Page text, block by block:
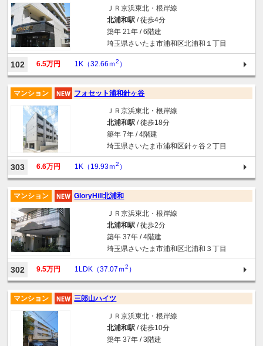
ＪＲ京浜東北・根岸線
北浦和駅/ 徒歩4分
築年 21年 / 6階建
埼玉県さいたま市浦和区北浦和１丁目
102 6.5万円 1K（32.66ｍ2 ）
マンション フォセット浦和針ヶ谷
ＪＲ京浜東北・根岸線
北浦和駅/ 徒歩18分
築年 7年 / 4階建
埼玉県さいたま市浦和区針ヶ谷２丁目
303 6.6万円 1K（19.93ｍ2 ）
マンション GloryHill北浦和
ＪＲ京浜東北・根岸線
北浦和駅/ 徒歩2分
築年 37年 / 4階建
埼玉県さいたま市浦和区北浦和３丁目
302 9.5万円 1LDK（37.07ｍ2 ）
マンション 三郎山ハイツ
ＪＲ京浜東北・根岸線
北浦和駅/ 徒歩10分
築年 37年 / 3階建